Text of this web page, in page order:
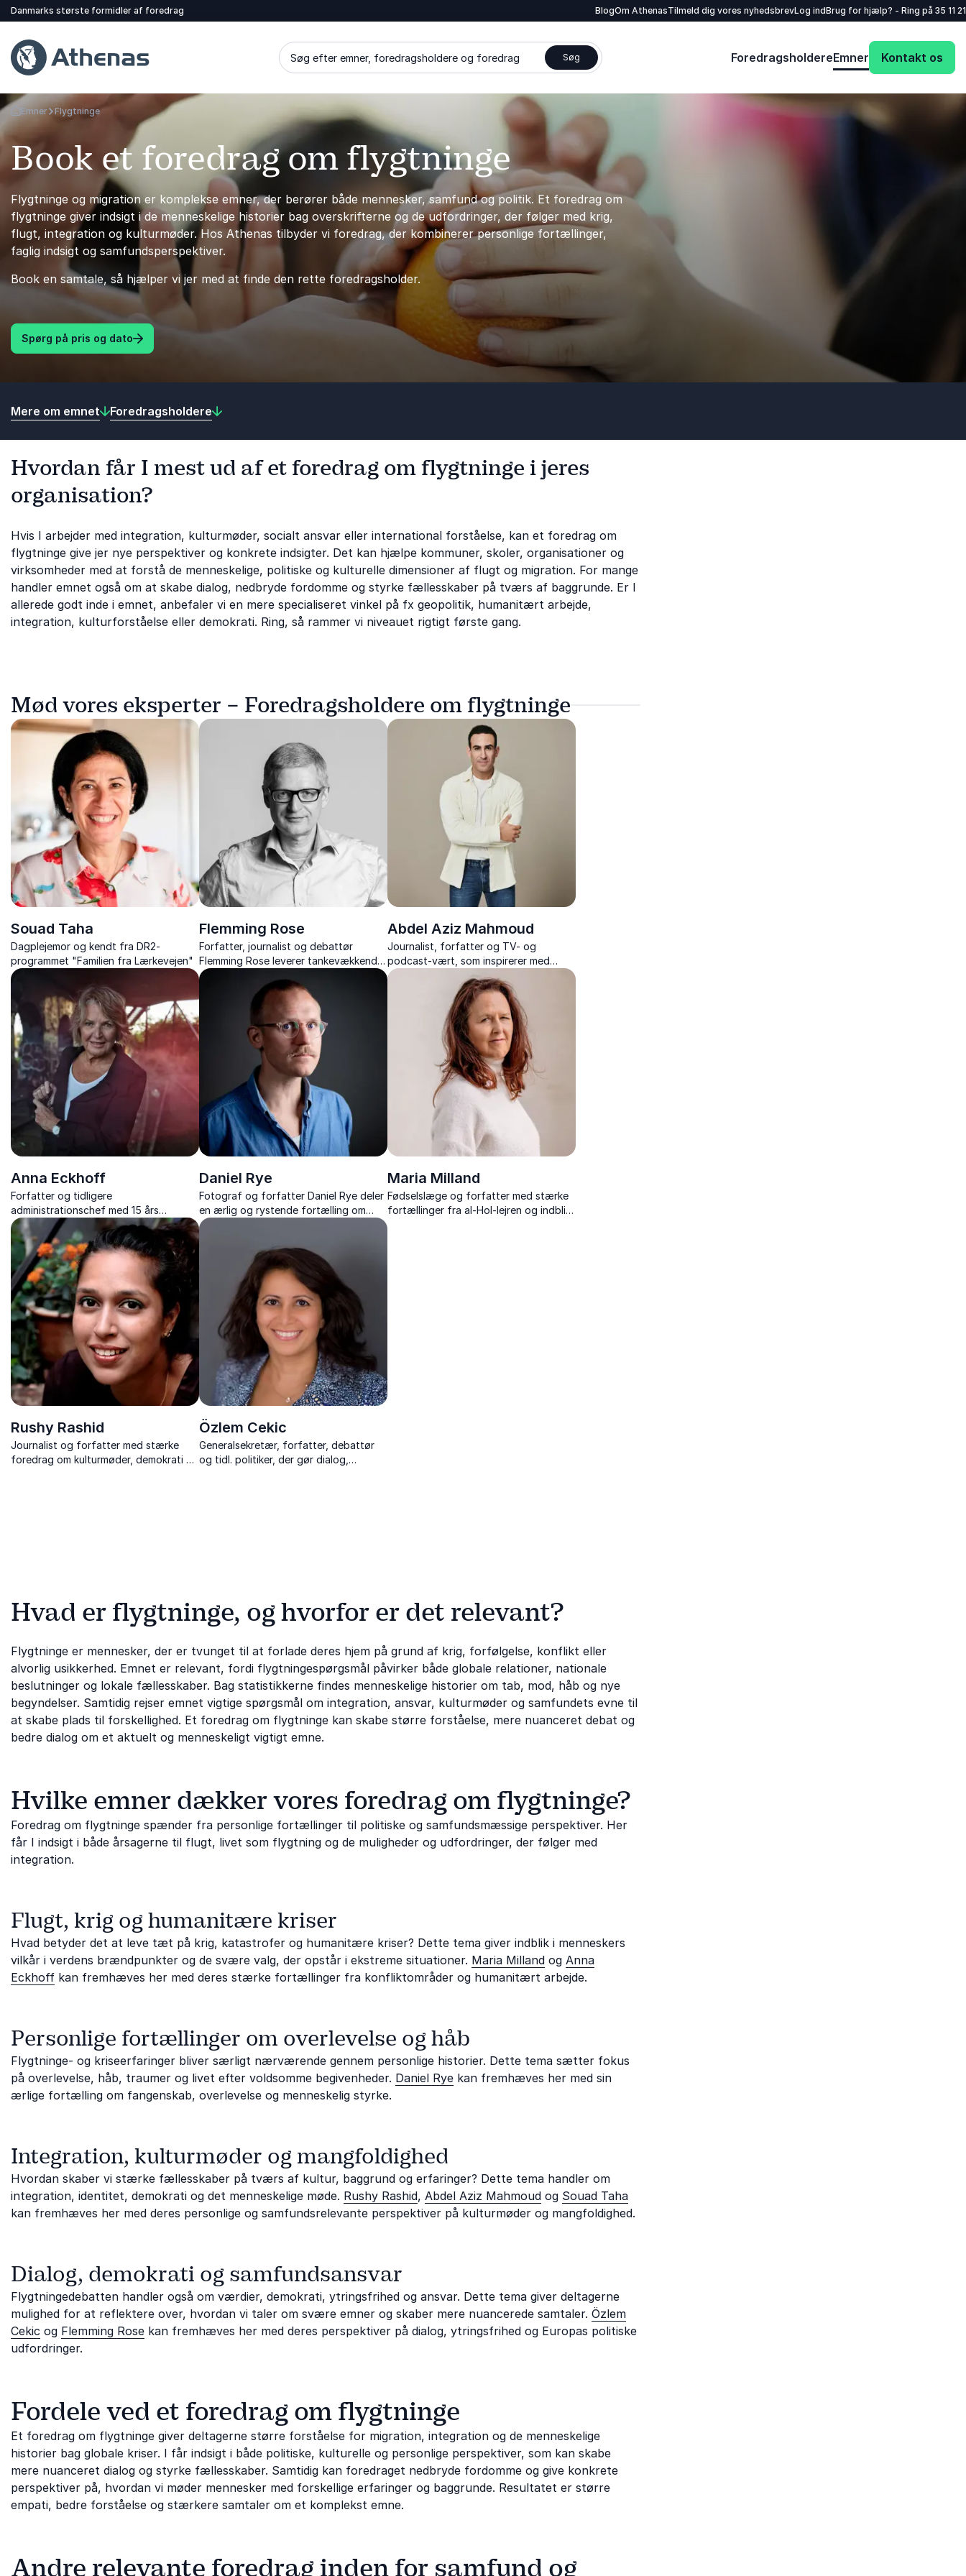
Danmarks største formidler af foredrag BlogOm AthenasTilmeld dig vores nyhedsbrevLog indBrug for hjælp? - Ring på 35 11
Søg efter emner, foredragsholdere og foredrag Søg ForedragsholdereEmner Kontakt os
Tilbage til forsiden
Emner Flygtninge
Book et foredrag om flygtninge
Flygtninge og migration er komplekse emner, der berører både mennesker, samfund og politik. Et foredrag om
flygtninge giver indsigt i de menneskelige historier bag overskrifterne og de udfordringer, der følger med krig,
flugt, integration og kulturmøder. Hos Athenas tilbyder vi foredrag, der kombinerer personlige fortællinger,
faglig indsigt og samfundsperspektiver.
Book en samtale, så hjælper vi jer med at finde den rette foredragsholder.
Spørg på pris og dato
Dit telefonnummer
Mere om emnet Foredragsholdere
Hvordan får I mest ud af et foredrag om flygtninge i jeres
organisation?
Hvis I arbejder med integration, kulturmøder, socialt ansvar eller international forståelse, kan et foredrag om
flygtninge give jer nye perspektiver og konkrete indsigter. Det kan hjælpe kommuner, skoler, organisationer og
virksomheder med at forstå de menneskelige, politiske og kulturelle dimensioner af flugt og migration. For mange
handler emnet også om at skabe dialog, nedbryde fordomme og styrke fællesskaber på tværs af baggrunde. Er I
allerede godt inde i emnet, anbefaler vi en mere specialiseret vinkel på fx geopolitik, humanitært arbejde,
integration, kulturforståelse eller demokrati. Ring, så rammer vi niveauet rigtigt første gang.
Mød vores eksperter – Foredragsholdere om flygtninge
Souad Taha
Dagplejemor og kendt fra DR2-
programmet "Familien fra Lærkevejen"
Flemming Rose
Forfatter, journalist og debattør
Flemming Rose leverer tankevækkende
foredrag om ytringsfrihed,
Muhammed-krisen og Europas politiske
udfordringer.
Abdel Aziz Mahmoud
Journalist, forfatter og TV- og
podcast-vært, som inspirerer med
foredrag om diversitet, identitet og
inklusion – med humor, dybde og
personlige erfaringer.
Anna Eckhoff
Forfatter og tidligere
administrationschef med 15 års
erfaring fra verdens brændpunkter,
formidler ærlige og stærke
fortællinger, der rører, udfordrer og
inspirerer.
Daniel Rye
Fotograf og forfatter Daniel Rye deler
en ærlig og rystende fortælling om
fangenskab, overlevelse og livet efter.
Maria Milland
Fødselslæge og forfatter med stærke
fortællinger fra al-Hol-lejren og indblik i
humanitære udfordringer, håb og
Rushy Rashid
Journalist og forfatter med stærke
foredrag om kulturmøder, demokrati og
Özlem Cekic
Generalsekretær, forfatter, debattør
og tidl. politiker, der gør dialog,
Hvad er flygtninge, og hvorfor er det relevant?
Flygtninge er mennesker, der er tvunget til at forlade deres hjem på grund af krig, forfølgelse, konflikt eller
alvorlig usikkerhed. Emnet er relevant, fordi flygtningespørgsmål påvirker både globale relationer, nationale
beslutninger og lokale fællesskaber. Bag statistikkerne findes menneskelige historier om tab, mod, håb og nye
begyndelser. Samtidig rejser emnet vigtige spørgsmål om integration, ansvar, kulturmøder og samfundets evne til
at skabe plads til forskellighed. Et foredrag om flygtninge kan skabe større forståelse, mere nuanceret debat og
bedre dialog om et aktuelt og menneskeligt vigtigt emne.
Hvilke emner dækker vores foredrag om flygtninge?
Foredrag om flygtninge spænder fra personlige fortællinger til politiske og samfundsmæssige perspektiver. Her
får I indsigt i både årsagerne til flugt, livet som flygtning og de muligheder og udfordringer, der følger med
integration.
Flugt, krig og humanitære kriser
Hvad betyder det at leve tæt på krig, katastrofer og humanitære kriser? Dette tema giver indblik i menneskers
vilkår i verdens brændpunkter og de svære valg, der opstår i ekstreme situationer. Maria Milland og Anna
Eckhoff kan fremhæves her med deres stærke fortællinger fra konfliktområder og humanitært arbejde.
Personlige fortællinger om overlevelse og håb
Flygtninge- og kriseerfaringer bliver særligt nærværende gennem personlige historier. Dette tema sætter fokus
på overlevelse, håb, traumer og livet efter voldsomme begivenheder. Daniel Rye kan fremhæves her med sin
ærlige fortælling om fangenskab, overlevelse og menneskelig styrke.
Integration, kulturmøder og mangfoldighed
Hvordan skaber vi stærke fællesskaber på tværs af kultur, baggrund og erfaringer? Dette tema handler om
integration, identitet, demokrati og det menneskelige møde. Rushy Rashid, Abdel Aziz Mahmoud og Souad Taha
kan fremhæves her med deres personlige og samfundsrelevante perspektiver på kulturmøder og mangfoldighed.
Dialog, demokrati og samfundsansvar
Flygtningedebatten handler også om værdier, demokrati, ytringsfrihed og ansvar. Dette tema giver deltagerne
mulighed for at reflektere over, hvordan vi taler om svære emner og skaber mere nuancerede samtaler. Özlem
Cekic og Flemming Rose kan fremhæves her med deres perspektiver på dialog, ytringsfrihed og Europas politiske
udfordringer.
Fordele ved et foredrag om flygtninge
Et foredrag om flygtninge giver deltagerne større forståelse for migration, integration og de menneskelige
historier bag globale kriser. I får indsigt i både politiske, kulturelle og personlige perspektiver, som kan skabe
mere nuanceret dialog og styrke fællesskaber. Samtidig kan foredraget nedbryde fordomme og give konkrete
perspektiver på, hvordan vi møder mennesker med forskellige erfaringer og baggrunde. Resultatet er større
empati, bedre forståelse og stærkere samtaler om et komplekst emne.
Andre relevante foredrag inden for samfund og